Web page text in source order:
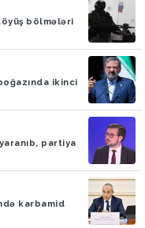
bölmələri
ikinci
partiya
karbamid